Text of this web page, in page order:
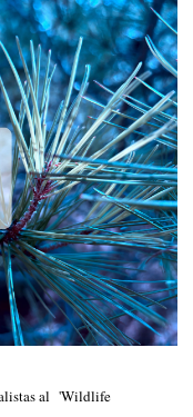
al 'Wildlife